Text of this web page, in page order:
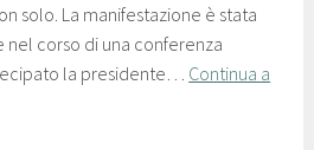
solo. La manifestazione è stata
corso di una conferenza
la presidente… Continua a